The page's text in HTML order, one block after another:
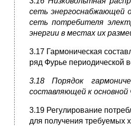
сеть энергоснабжающей
сеть потребителя
энергии в местах их
3.17 Гармоническая
ряд Фурье периодической
3.18 Порядок
составляющей к
3.19 Регулирование
для получения требуемых